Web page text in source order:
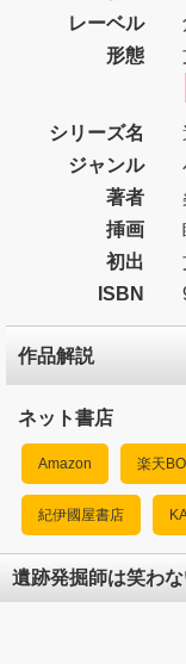
レーベル
形態
シリーズ名
ジャンル
著者
挿画
初出
ISBN
作品解説
ネット書店
Amazon 楽天
紀伊國屋書店
遺跡発掘師は笑わ